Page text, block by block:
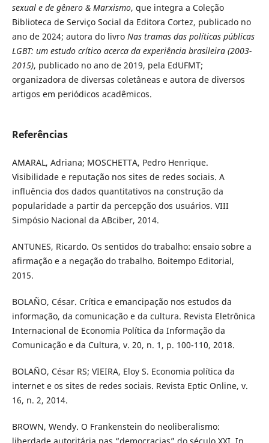
sexual e de gênero & Marxismo, que integra a Coleção
Biblioteca de Serviço Social da Editora Cortez, publicado no
ano de 2024; autora do livro Nas tramas das políticas públicas
LGBT: um estudo crítico acerca da experiência brasileira (2003-
2015), publicado no ano de 2019, pela EdUFMT;
organizadora de diversas coletâneas e autora de diversos
artigos em periódicos acadêmicos.
Referências
AMARAL, Adriana; MOSCHETTA, Pedro Henrique.
Visibilidade e reputação nos sites de redes sociais. A
influência dos dados quantitativos na construção da
popularidade a partir da percepção dos usuários. VIII
Simpósio Nacional da ABciber, 2014.
ANTUNES, Ricardo. Os sentidos do trabalho: ensaio sobre a
afirmação e a negação do trabalho. Boitempo Editorial,
2015.
BOLAÑO, César. Crítica e emancipação nos estudos da
informação, da comunicação e da cultura. Revista Eletrônica
Internacional de Economia Política da Informação da
Comunicação e da Cultura, v. 20, n. 1, p. 100-110, 2018.
BOLAÑO, César RS; VIEIRA, Eloy S. Economia política da
internet e os sites de redes sociais. Revista Eptic Online, v.
16, n. 2, 2014.
BROWN, Wendy. O Frankenstein do neoliberalismo: